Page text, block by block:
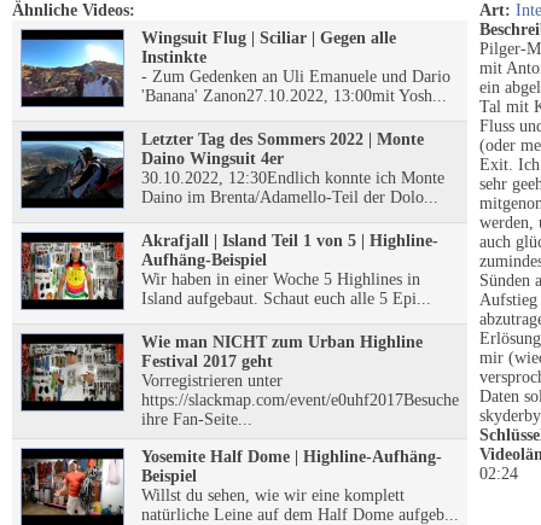
Ähnliche Videos:
Wingsuit Flug | Sciliar | Gegen alle
Instinkte
- Zum Gedenken an Uli Emanuele und Dario
'Banana' Zanon27.10.2022, 13:00mit Yosh...
Letzter Tag des Sommers 2022 | Monte
Daino Wingsuit 4er
30.10.2022, 12:30Endlich konnte ich Monte
Daino im Brenta/Adamello-Teil der Dolo...
Akrafjall | Island Teil 1 von 5 | Highline-
Aufhäng-Beispiel
Wir haben in einer Woche 5 Highlines in
Island aufgebaut. Schaut euch alle 5 Epi...
Wie man NICHT zum Urban Highline
Festival 2017 geht
Vorregistrieren unter
https://slackmap.com/event/e0uhf2017Besuche
ihre Fan-Seite...
Yosemite Half Dome | Highline-Aufhäng-
Beispiel
Willst du sehen, wie wir eine komplett
natürliche Leine auf dem Half Dome aufgeb...
Art:
Pilger-
mit
ein
Tal mit
Fluss
(oder
Exit.
sehr
werden,
auch
Sünden
Aufstieg
mir
Daten
02:24